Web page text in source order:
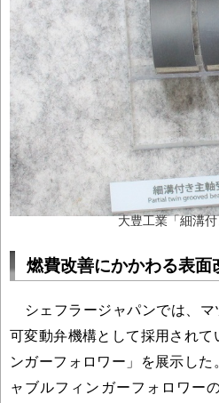
大豊工業「細溝
燃費改善にかかわる表面
シェフラージャパンでは、マ
可変動弁機構として採用されて
ンガーフォロワー」を展示し
ャブルフィンガーフォロワー